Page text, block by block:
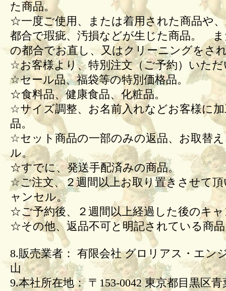
た商品。
☆一度ご使用、または着用された商品や
都合で瑕疵、汚損などが生じた商品。
の都合でお直し、又はクリーニングをさ
☆お客様より、特別注文（ご予約）いた
☆セール品、福袋等の特別価格品。
☆食料品、健康食品、化粧品。
☆サイズ調整、お名前入れなどお客様に
品。
☆セット商品の一部のみの返品、お取替
ル。
☆すでに、発送手配済みの商品。
☆ご注文、２週間以上お取り置きさせて
ャンセル。
☆ご予約後、２週間以上経過した後のキ
☆その他、返品不可と明記されている商
8.販売業者： 有限会社 グロリアス・エン
山
9.本社所在地： 〒153-0042 東京都目黒区青